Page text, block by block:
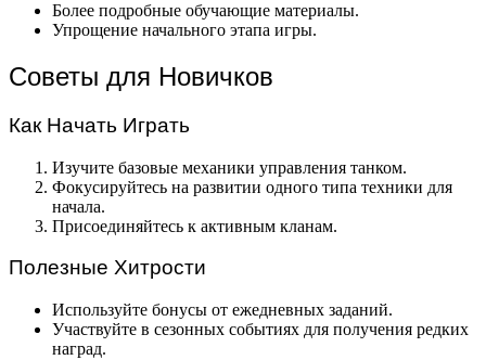
Более подробные обучающие материалы.
Упрощение начального этапа игры.
Советы для Новичков
Как Начать Играть
Изучите базовые механики управления танком.
Фокусируйтесь на развитии одного типа техники для
начала.
Присоединяйтесь к активным кланам.
Полезные Хитрости
Используйте бонусы от ежедневных заданий.
Участвуйте в сезонных событиях для получения редких
наград.